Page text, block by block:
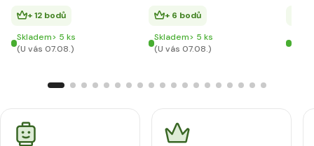
+ 12 bodů
Skladem> 5 ks
(U vás 07.08.)
+ 6 bodů
Skladem> 5 ks
(U vás 07.08.)